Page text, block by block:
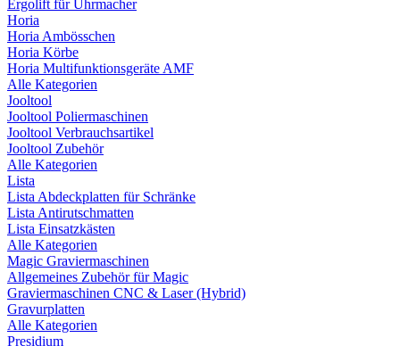
Ergolift für Uhrmacher
Horia
Horia Ambösschen
Horia Körbe
Horia Multifunktionsgeräte AMF
Alle Kategorien
Jooltool
Jooltool Poliermaschinen
Jooltool Verbrauchsartikel
Jooltool Zubehör
Alle Kategorien
Lista
Lista Abdeckplatten für Schränke
Lista Antirutschmatten
Lista Einsatzkästen
Alle Kategorien
Magic Graviermaschinen
Allgemeines Zubehör für Magic
Graviermaschinen CNC & Laser (Hybrid)
Gravurplatten
Alle Kategorien
Presidium